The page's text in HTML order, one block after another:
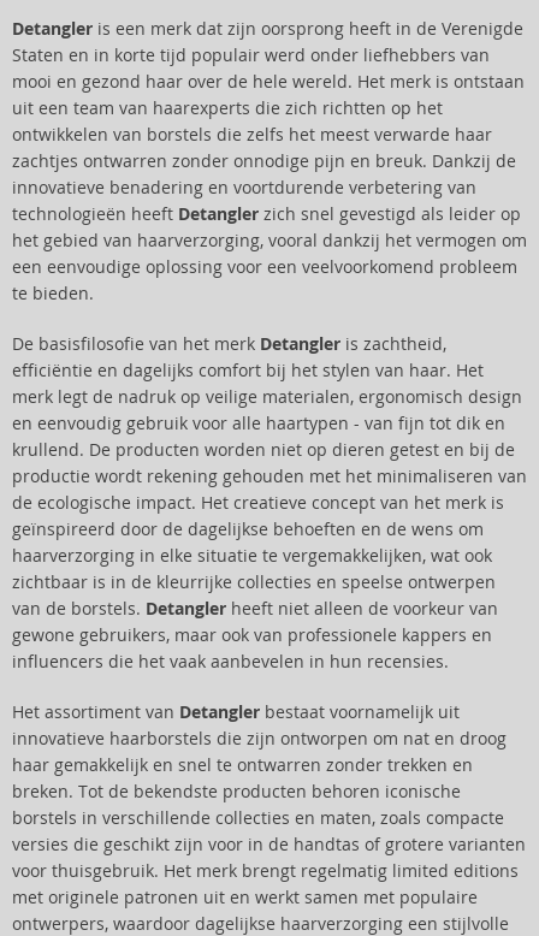
Detangler is een merk dat zijn oorsprong heeft in de Verenigde
Staten en in korte tijd populair werd onder liefhebbers van
mooi en gezond haar over de hele wereld. Het merk is ontstaan
uit een team van haarexperts die zich richtten op het
ontwikkelen van borstels die zelfs het meest verwarde haar
zachtjes ontwarren zonder onnodige pijn en breuk. Dankzij de
innovatieve benadering en voortdurende verbetering van
technologieën heeft Detangler zich snel gevestigd als leider op
het gebied van haarverzorging, vooral dankzij het vermogen om
een eenvoudige oplossing voor een veelvoorkomend probleem
te bieden.
De basisfilosofie van het merk Detangler is zachtheid,
efficiëntie en dagelijks comfort bij het stylen van haar. Het
merk legt de nadruk op veilige materialen, ergonomisch design
en eenvoudig gebruik voor alle haartypen - van fijn tot dik en
krullend. De producten worden niet op dieren getest en bij de
productie wordt rekening gehouden met het minimaliseren van
de ecologische impact. Het creatieve concept van het merk is
geïnspireerd door de dagelijkse behoeften en de wens om
haarverzorging in elke situatie te vergemakkelijken, wat ook
zichtbaar is in de kleurrijke collecties en speelse ontwerpen
van de borstels. Detangler heeft niet alleen de voorkeur van
gewone gebruikers, maar ook van professionele kappers en
influencers die het vaak aanbevelen in hun recensies.
Het assortiment van Detangler bestaat voornamelijk uit
innovatieve haarborstels die zijn ontworpen om nat en droog
haar gemakkelijk en snel te ontwarren zonder trekken en
breken. Tot de bekendste producten behoren iconische
borstels in verschillende collecties en maten, zoals compacte
versies die geschikt zijn voor in de handtas of grotere varianten
voor thuisgebruik. Het merk brengt regelmatig limited editions
met originele patronen uit en werkt samen met populaire
ontwerpers, waardoor dagelijkse haarverzorging een stijlvolle